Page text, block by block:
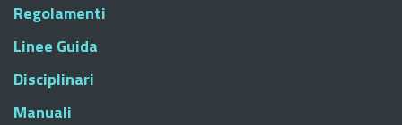
Regolamenti
Linee Guida
Disciplinari
Manuali